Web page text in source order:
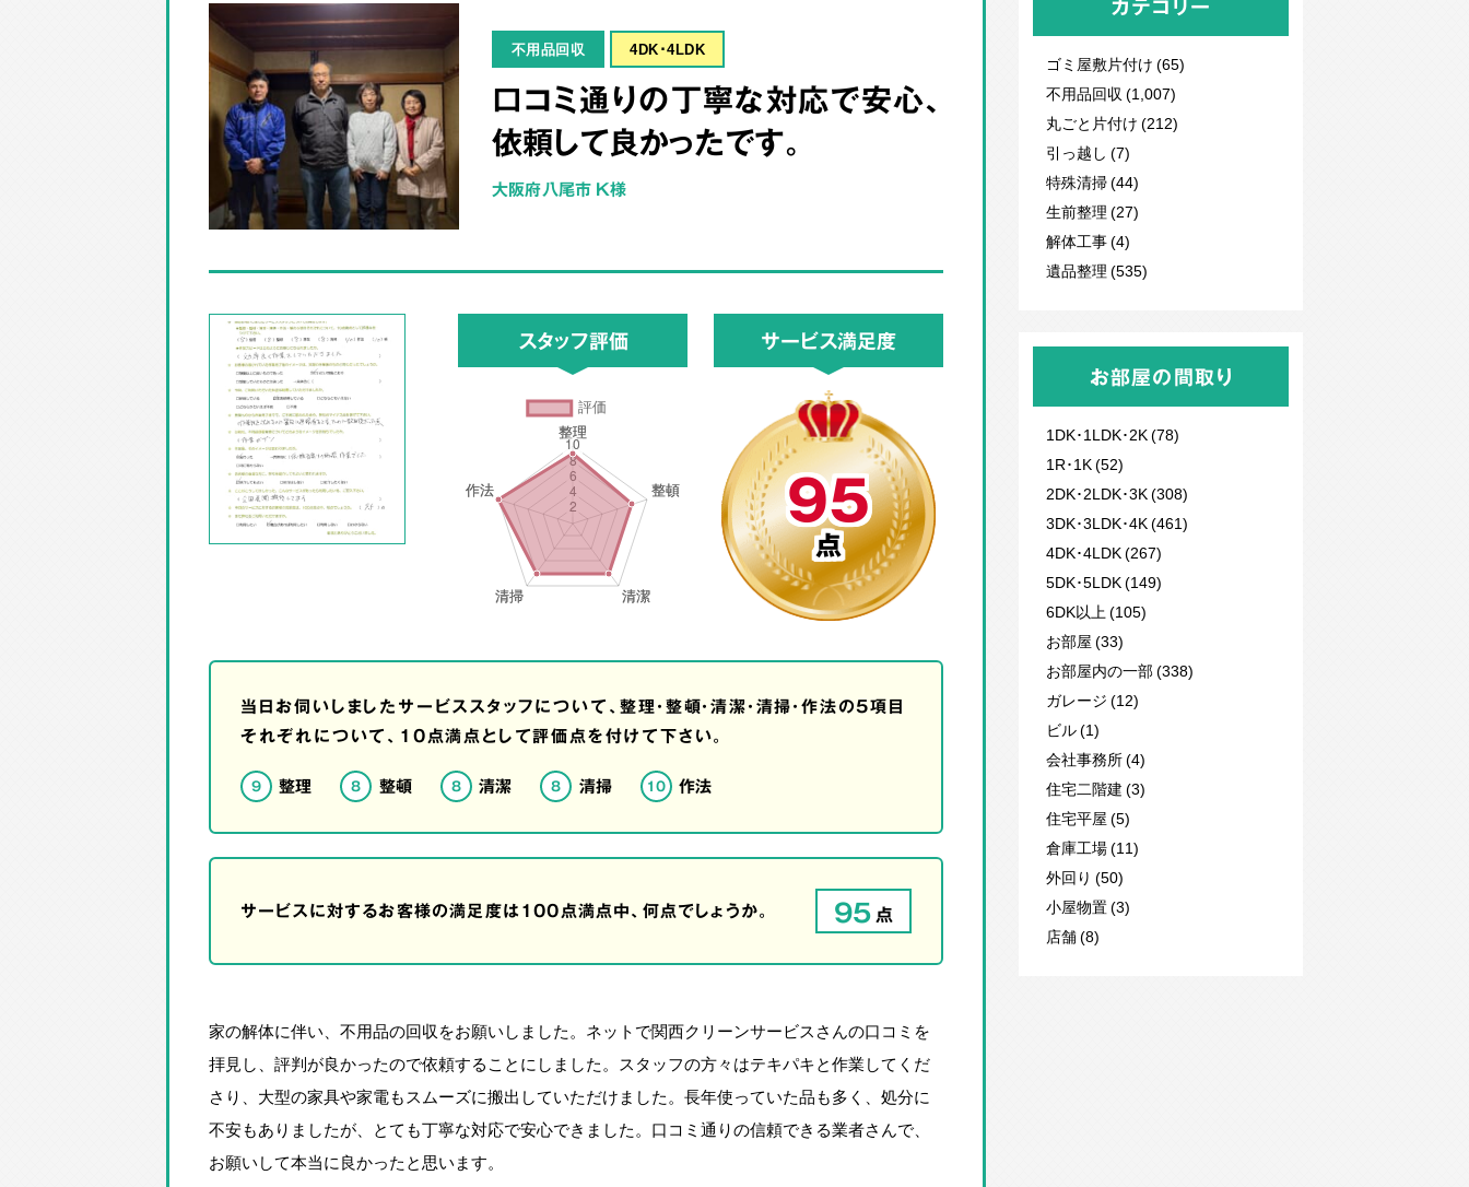
不用品回収 4DK･4LDK
口コミ通りの丁寧な対応で安心、
依頼して良かったです。
大阪府八尾市 K様
スタッフ評価 サービス満足度
95
点
当日お伺いしましたサービススタッフについて、整理・整頓・清潔・清掃・作法の5項目
それぞれについて、10点満点として評価点を付けて下さい。
9 整理 8 整頓 8 清潔 8 清掃 10 作法
サービスに対するお客様の満足度は100点満点中、何点でしょうか。 95 点
家の解体に伴い、不用品の回収をお願いしました。ネットで関西クリーンサービスさんの口コミを
拝見し、評判が良かったので依頼することにしました。スタッフの方々はテキパキと作業してくだ
さり、大型の家具や家電もスムーズに搬出していただけました。長年使っていた品も多く、処分に
不安もありましたが、とても丁寧な対応で安心できました。口コミ通りの信頼できる業者さんで、
お願いして本当に良かったと思います。
カテゴリー
ゴミ屋敷片付け (65)
不用品回収 (1,007)
丸ごと片付け (212)
引っ越し (7)
特殊清掃 (44)
生前整理 (27)
解体工事 (4)
遺品整理 (535)
お部屋の間取り
1DK･1LDK･2K (78)
1R･1K (52)
2DK･2LDK･3K (308)
3DK･3LDK･4K (461)
4DK･4LDK (267)
5DK･5LDK (149)
6DK以上 (105)
お部屋 (33)
お部屋内の一部 (338)
ガレージ (12)
ビル (1)
会社事務所 (4)
住宅二階建 (3)
住宅平屋 (5)
倉庫工場 (11)
外回り (50)
小屋物置 (3)
店舗 (8)